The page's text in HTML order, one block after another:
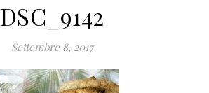
DSC_9142
Settembre 8, 2017